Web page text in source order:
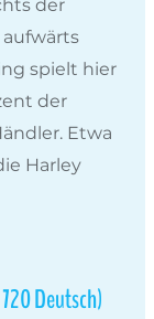
der
spielt hier
der
Etwa
Harley
Deutsch)